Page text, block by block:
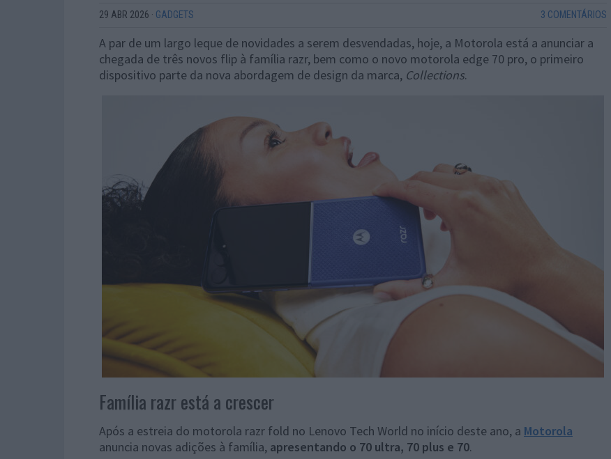
29 ABR 2026 · GADGETS 3 COMENTÁRIOS
A par de um largo leque de novidades a serem desvendadas, hoje, a Motorola está a anunciar a
chegada de três novos flip à família razr, bem como o novo motorola edge 70 pro, o primeiro
dispositivo parte da nova abordagem de design da marca, Collections.
Família razr está a crescer
Após a estreia do motorola razr fold no Lenovo Tech World no início deste ano, a Motorola
anuncia novas adições à família, apresentando o 70 ultra, 70 plus e 70.